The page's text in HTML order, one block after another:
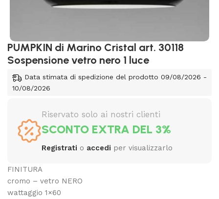
PUMPKIN di Marino Cristal art. 30118
Sospensione vetro nero 1 luce
Data stimata di spedizione del prodotto 09/08/2026 -
10/08/2026
Riservato solo ai nostri clienti
SCONTO EXTRA DEL 3%
Registrati o accedi per visualizzarlo
FINITURA
cromo – vetro NERO
wattaggio 1×60